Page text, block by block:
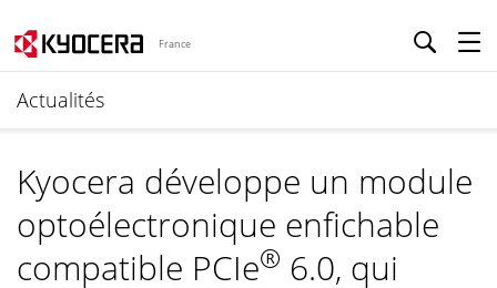
France
Actualités
Kyocera développe un module
optoélectronique enfichable
compatible PCIe® 6.0, qui